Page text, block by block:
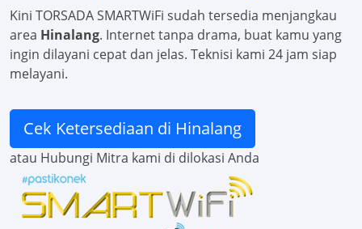
Kini TORSADA SMARTWiFi sudah tersedia menjangkau
area Hinalang. Internet tanpa drama, buat kamu yang
ingin dilayani cepat dan jelas. Teknisi kami 24 jam siap
melayani.
Cek Ketersediaan di Hinalang
atau Hubungi Mitra kami di dilokasi Anda